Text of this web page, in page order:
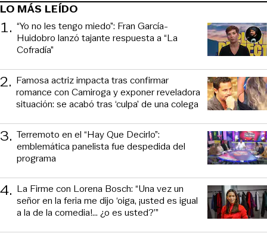
LO MÁS LEÍDO
1. “Yo no les tengo miedo”: Fran García-
Huidobro lanzó tajante respuesta a “La
Cofradía”
2. Famosa actriz impacta tras confirmar
romance con Camiroga y exponer reveladora
situación: se acabó tras ‘culpa’ de una colega
3. Terremoto en el “Hay Que Decirlo”:
emblemática panelista fue despedida del
programa
4. La Firme con Lorena Bosch: “Una vez un
señor en la feria me dijo ‘oiga, ¡usted es igual
a la de la comedia!... ¿o es usted?’”